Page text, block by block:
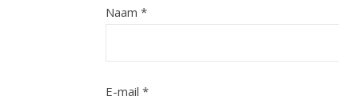
Naam *
E-mail *